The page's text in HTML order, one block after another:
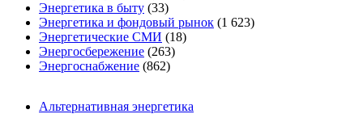
Энергетика в быту (33)
Энергетика и фондовый рынок (1 623)
Энергетические СМИ (18)
Энергосбережение (263)
Энергоснабжение (862)
Альтернативная энергетика